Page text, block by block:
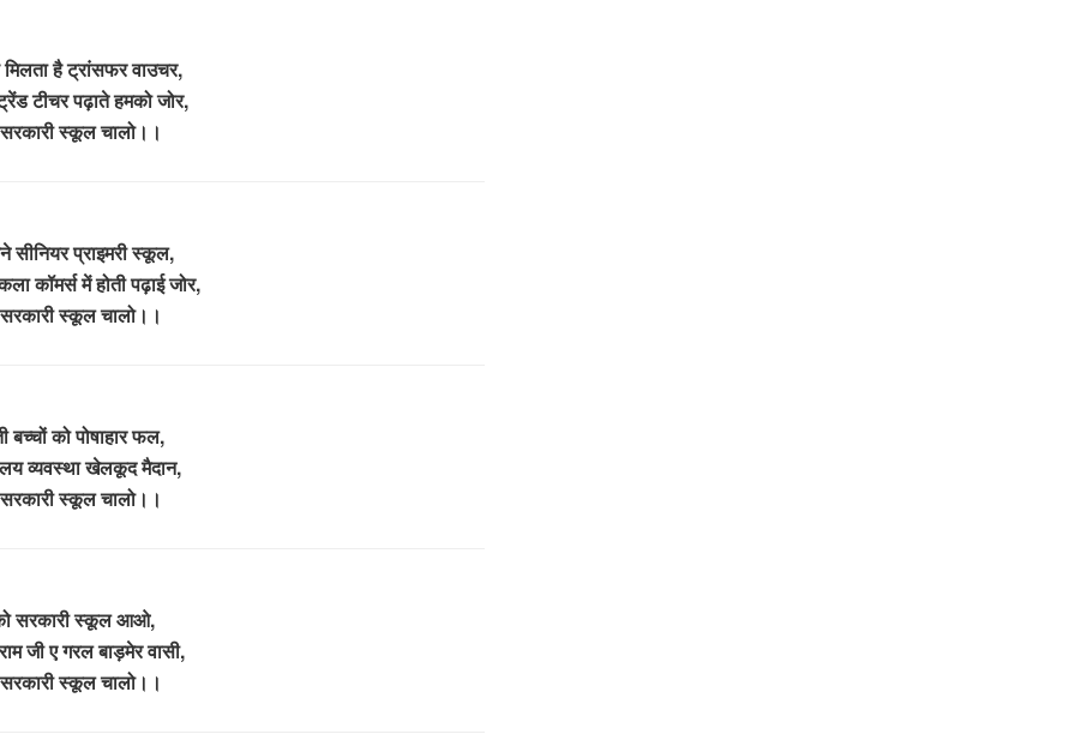
मिलता है ट्रांसफर वाउचर,
टीचर पढ़ाते हमको जोर,
सरकारी स्कूल चालो।।
सीनियर प्राइमरी स्कूल,
कॉमर्स में होती पढ़ाई जोर,
सरकारी स्कूल चालो।।
बच्चों को पोषाहार फल,
व्यवस्था खेलकूद मैदान,
सरकारी स्कूल चालो।।
सरकारी स्कूल आओ,
जी ए गरल बाड़मेर वासी,
सरकारी स्कूल चालो।।